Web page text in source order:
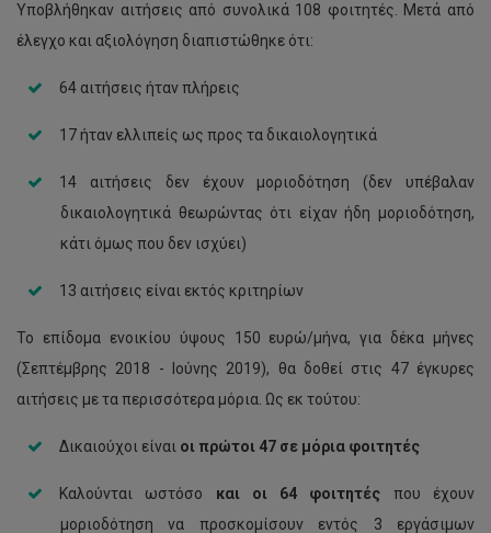
Υποβλήθηκαν αιτήσεις από συνολικά 108 φοιτητές. Μετά από
έλεγχο και αξιολόγηση διαπιστώθηκε ότι:
64 αιτήσεις ήταν πλήρεις
17 ήταν ελλιπείς ως προς τα δικαιολογητικά
14 αιτήσεις δεν έχουν μοριοδότηση (δεν υπέβαλαν
δικαιολογητικά θεωρώντας ότι είχαν ήδη μοριοδότηση,
κάτι όμως που δεν ισχύει)
13 αιτήσεις είναι εκτός κριτηρίων
Το επίδομα ενοικίου ύψους 150 ευρώ/μήνα, για δέκα μήνες
(Σεπτέμβρης 2018 - Ιούνης 2019), θα δοθεί στις 47 έγκυρες
αιτήσεις με τα περισσότερα μόρια. Ως εκ τούτου:
Δικαιούχοι είναι οι πρώτοι 47 σε μόρια φοιτητές
Καλούνται ωστόσο και οι 64 φοιτητές που έχουν
μοριοδότηση να προσκομίσουν εντός 3 εργάσιμων